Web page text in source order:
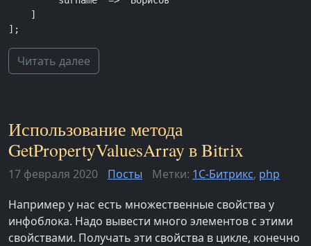
];
Читать далее
Использование метода
GetPropertyValuesArray в Bitrix
17 февраля 2020 Посты Метки: 1С-Битрикс, php
Например у нас есть множественные свойства у
инфоблока. Надо вывести много элементов с этими
свойствами. Получать эти свойства в цикле, конечно